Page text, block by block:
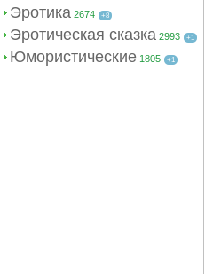
Эротика 2674 +8
Эротическая сказка 2993 +1
Юмористические 1805 +1